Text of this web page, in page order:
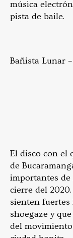
música
pista de baile.
Bañista Lunar –
El disco con el
de
importantes de
cierre del
sienten
shoegaze y
del